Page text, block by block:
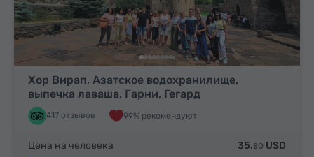
Хор Вирап, Азатское водохранилище,
выпечка лаваша, Гарни, Гегард
417 отзывов 99% рекомендуют
Цена на человека 35.80 USD